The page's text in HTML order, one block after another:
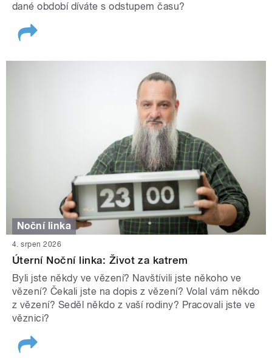
dané období díváte s odstupem času?
Noční linka
4. srpen 2026
Úterní Noční linka: Život za katrem
Byli jste někdy ve vězení? Navštívili jste někoho ve
vězení? Čekali jste na dopis z vězení? Volal vám někdo
z vězení? Seděl někdo z vaší rodiny? Pracovali jste ve
věznici?